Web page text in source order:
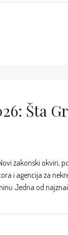
Šta
zakonski okviri,
i agencija za
Jedna od